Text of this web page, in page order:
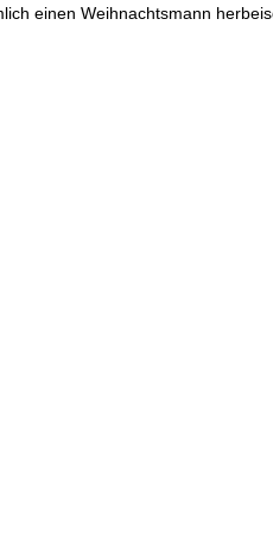
einen Weihnachtsmann